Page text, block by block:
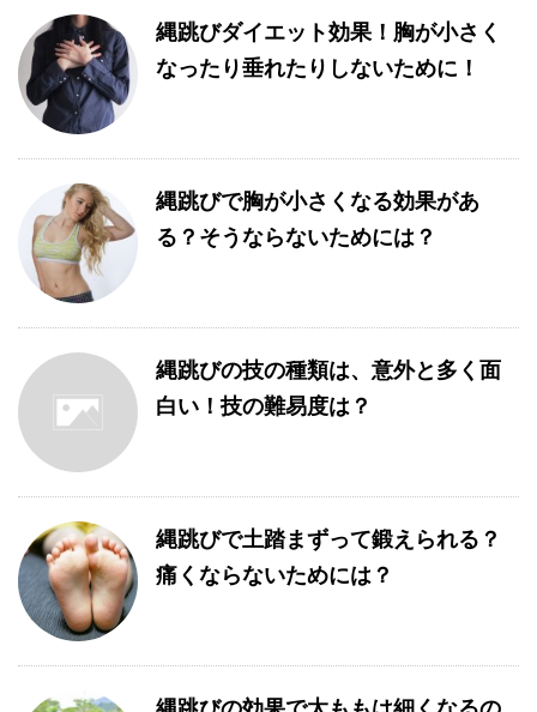
縄跳びダイエット効果！胸が小さく
なったり垂れたりしないために！
縄跳びで胸が小さくなる効果があ
る？そうならないためには？
縄跳びの技の種類は、意外と多く面
白い！技の難易度は？
縄跳びで土踏まずって鍛えられる？
痛くならないためには？